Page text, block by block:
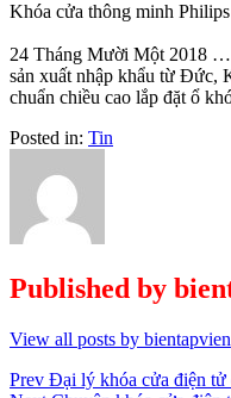
Khóa cửa thông minh
24 Tháng Mười Một 2018
sản xuất nhập khẩu từ
chuẩn chiều cao lắp đặt ổ
Posted in: Tin
Published by
View all posts by bientapvien
Điều
Prev Đại lý khóa cửa điện tử